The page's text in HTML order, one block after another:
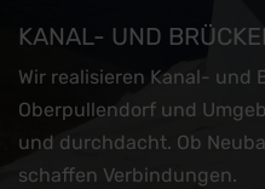
KANAL- UND
Wir realisieren Kanal- und
Oberpullendorf und
und durchdacht. Ob
schaffen Verbindungen.